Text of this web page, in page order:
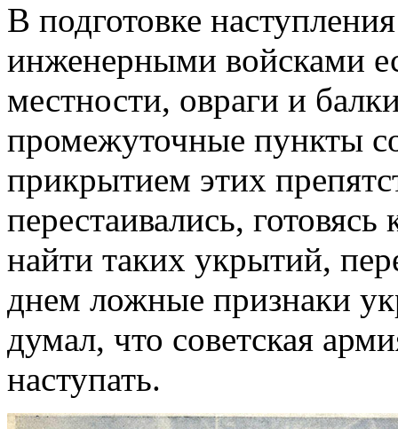
В подготовке
инженерными войсками
местности, овраги и
промежуточные пункты
прикрытием этих
перестаивались,
найти таких укрытий,
днем ложные признаки
думал, что советская
наступать.